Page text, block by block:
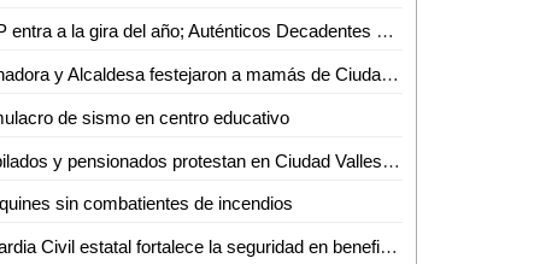
SLP entra a la gira del año; Auténticos Decadentes y Los Caligaris harán vibrar el Tangamanga II
Senadora y Alcaldesa festejaron a mamás de Ciudad del Maíz
de sismo en centro educativo
Jubilados y pensionados protestan en Ciudad Valles por falta de pagos y adeudos del 2024
sin combatientes de incendios
Guardia Civil estatal fortalece la seguridad en beneficio de las y los potosinos